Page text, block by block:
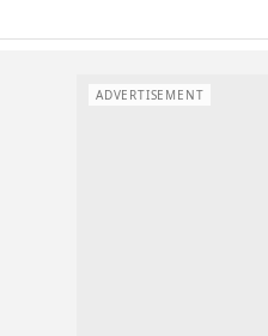
ADVERTISEMENT